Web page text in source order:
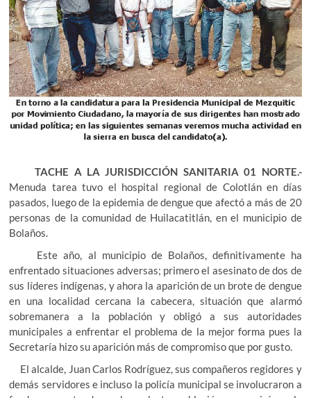
TACHE A LA JURISDICCIÓN SANITARIA 01 NORTE.-
Menuda tarea tuvo el hospital regional de Colotlán en días
pasados, luego de la epidemia de dengue que afectó a más de 20
personas de la comunidad de Huilacatitlán, en el municipio de
Bolaños.
Este año, al municipio de Bolaños, definitivamente ha
enfrentado situaciones adversas; primero el asesinato de dos de
sus líderes indígenas, y ahora la aparición de un brote de dengue
en una localidad cercana la cabecera, situación que alarmó
sobremanera a la población y obligó a sus autoridades
municipales a enfrentar el problema de la mejor forma pues la
Secretaría hizo su aparición más de compromiso que por gusto.
El alcalde, Juan Carlos Rodríguez, sus compañeros regidores y
demás servidores e incluso la policía municipal se involucraron a